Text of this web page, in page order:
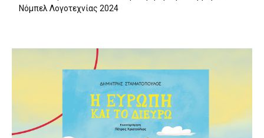
Νόμπελ Λογοτεχνίας 2024